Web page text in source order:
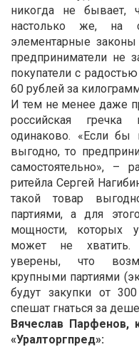
никогда не бывает,
настолько же, на
элементарные
предприниматели не
покупатели с
60 рублей за
И тем не менее даже
российская
одинаково. «Если бы
выгодно, то
самостоятельно», –
ритейла Сергей
такой товар
партиями, а для
мощности, которых
может не хватить.
уверены, что
крупными партиями
будут закупки от
спешат гнаться за
Вячеслав Парфенов,
«Уралторгпред»: